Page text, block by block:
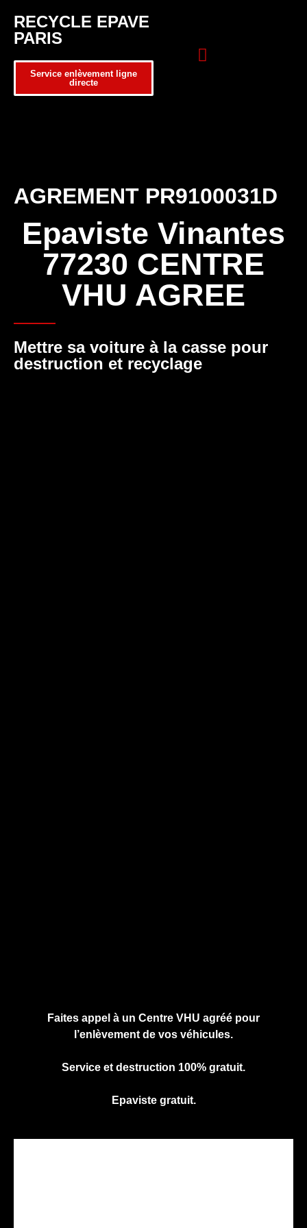
RECYCLE EPAVE
PARIS
Service enlèvement ligne
directe
AGREMENT PR9100031D
Epaviste Vinantes
77230 CENTRE
VHU AGREE
Mettre sa voiture à la casse pour
destruction et recyclage
Faites appel à un Centre VHU agréé pour
l’enlèvement de vos véhicules.
Service et destruction 100% gratuit.
Epaviste gratuit.